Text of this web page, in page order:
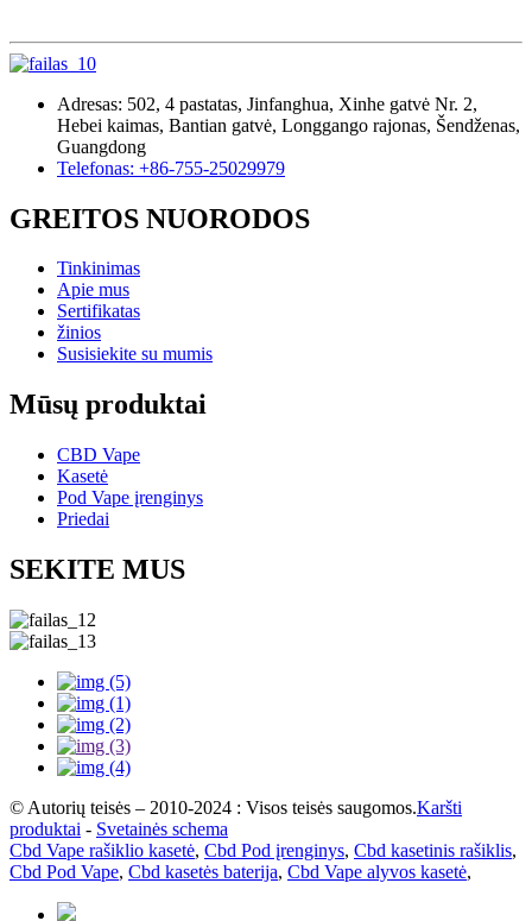
Adresas: 502, 4 pastatas, Jinfanghua, Xinhe gatvė Nr. 2,
Hebei kaimas, Bantian gatvė, Longgango rajonas, Šendženas,
Guangdong
Telefonas: +86-755-25029979
GREITOS NUORODOS
Tinkinimas
Apie mus
Sertifikatas
žinios
Susisiekite su mumis
Mūsų produktai
CBD Vape
Kasetė
Pod Vape įrenginys
Priedai
SEKITE MUS
© Autorių teisės – 2010-2024 : Visos teisės saugomos.Karšti
produktai - Svetainės schema
Cbd Vape rašiklio kasetė, Cbd Pod įrenginys, Cbd kasetinis rašiklis,
Cbd Pod Vape, Cbd kasetės baterija, Cbd Vape alyvos kasetė,